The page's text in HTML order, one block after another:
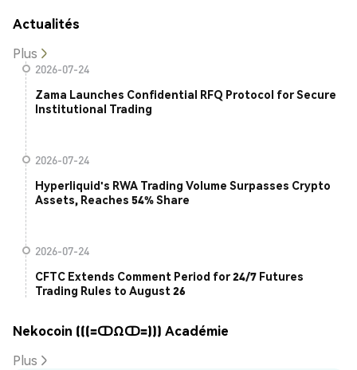
Actualités
Plus
2026-07-24
Zama Launches Confidential RFQ Protocol for Secure
Institutional Trading
2026-07-24
Hyperliquid's RWA Trading Volume Surpasses Crypto
Assets, Reaches 54% Share
2026-07-24
CFTC Extends Comment Period for 24/7 Futures
Trading Rules to August 26
Nekocoin (((=ↀΩↀ=))) Académie
Plus